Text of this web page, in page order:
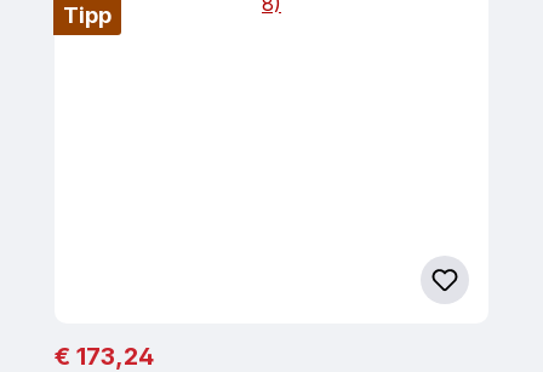
Tipp
Regulärer Preis:
€ 173,24